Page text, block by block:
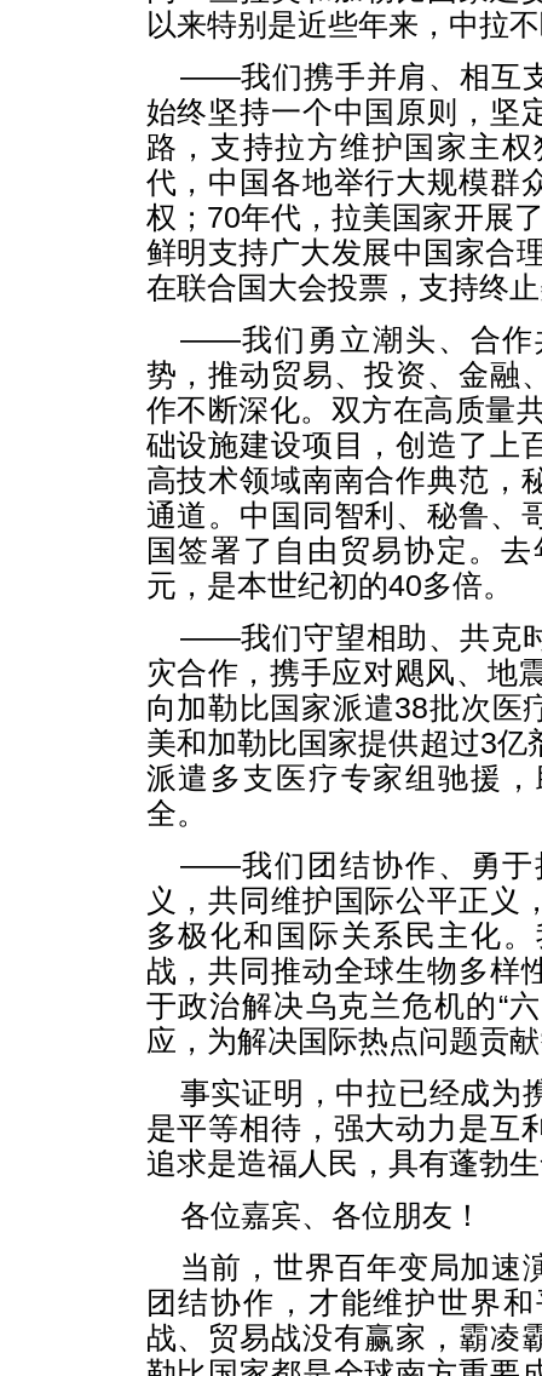
以来特别是近些年来，中拉
——我们携手并肩、相互
始终坚持一个中国原则，坚
路，支持拉方维护国家主
代，中国各地举行大规模群
权；70年代，拉美国家开展
鲜明支持广大发展中国家合
在联合国大会投票，支持终
——我们勇立潮头、合作
势，推动贸易、投资、金融
作不断深化。双方在高质量
础设施建设项目，创造了上
高技术领域南南合作典范，
通道。中国同智利、秘鲁、
国签署了自由贸易协定。
元，是本世纪初的40多倍。
——我们守望相助、共克
灾合作，携手应对飓风、地
向加勒比国家派遣38批次医
美和加勒比国家提供超过3
派遣多支医疗专家组驰援
全。
——我们团结协作、勇于
义，共同维护国际公平正义
多极化和国际关系民主化
战，共同推动全球生物多样
于政治解决乌克兰危机的“
应，为解决国际热点问题贡
事实证明，中拉已经成为
是平等相待，强大动力是互
追求是造福人民，具有蓬勃
各位嘉宾、各位朋友！
当前，世界百年变局加速
团结协作，才能维护世界
战、贸易战没有赢家，霸凌